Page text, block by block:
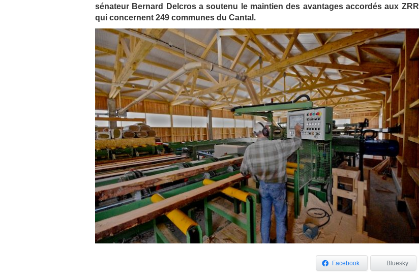
sénateur Bernard Delcros a soutenu le maintien des avantages accordés aux ZRR
qui concernent 249 communes du Cantal.
Facebook Bluesky